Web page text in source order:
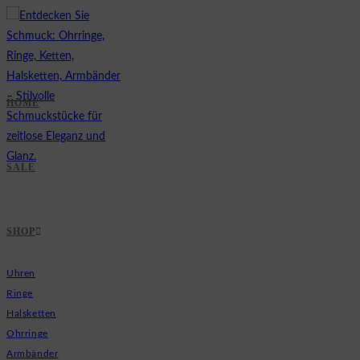
Zum
Inhalt
springen
HOME
SALE
SHOP
Uhren
Ringe
Halsketten
Ohrringe
Armbänder